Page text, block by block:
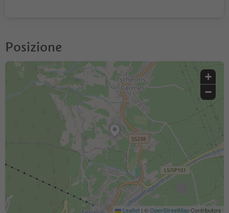
Posizione
+
−
Leaflet | ©OpenStreetMapContributors